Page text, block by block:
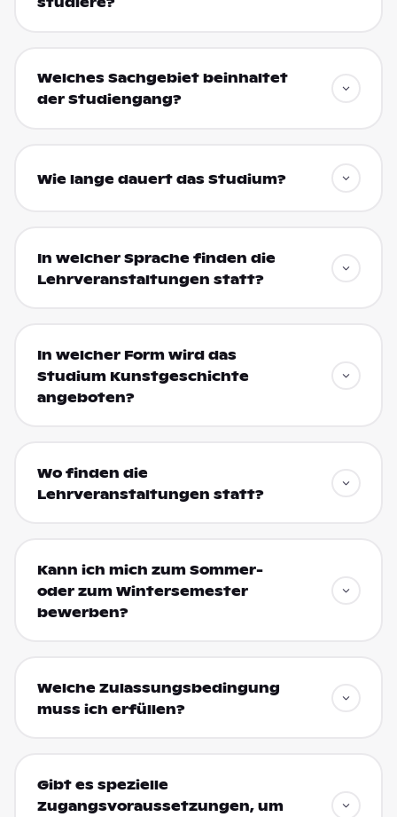
Welches Sachgebiet beinhaltet
der Studiengang?
Wie lange dauert das Studium?
In welcher Sprache finden die
Lehrveranstaltungen statt?
In welcher Form wird das
Studium Kunstgeschichte
angeboten?
Wo finden die
Lehrveranstaltungen statt?
Kann ich mich zum Sommer-
oder zum Wintersemester
bewerben?
Welche Zulassungsbedingung
muss ich erfüllen?
Gibt es spezielle
Zugangsvoraussetzungen, um